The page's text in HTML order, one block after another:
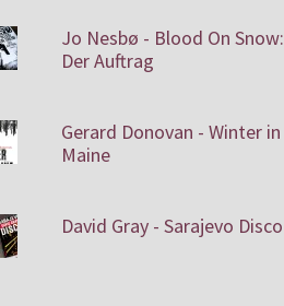
Jo Nesbø - Blood On Snow:
Der Auftrag
Gerard Donovan - Winter in
Maine
David Gray - Sarajevo Disco